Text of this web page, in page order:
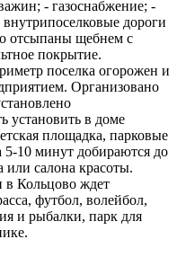
- газоснабжение; -
внутрипоселковые дороги
отсыпаны щебнем с
покрытие.
поселка огорожен и
Организовано
установить в доме
площадка, парковые
5-10 минут добираются до
или салона красоты.
в Кольцово ждет
футбол, волейбол,
и рыбалки, парк для